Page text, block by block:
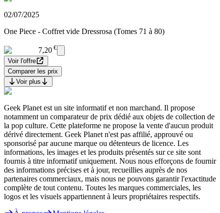
02/07/2025
One Piece - Coffret vide Dressrosa (Tomes 71 à 80)
7,20 €
Voir l'offre
Comparer les prix
Voir plus
Geek Planet est un site informatif et non marchand. Il propose
notamment un comparateur de prix dédié aux objets de collection de
la pop culture. Cette plateforme ne propose la vente d'aucun produit
dérivé directement. Geek Planet n'est pas affilié, approuvé ou
sponsorisé par aucune marque ou détenteurs de licence. Les
informations, les images et les produits présentés sur ce site sont
fournis à titre informatif uniquement. Nous nous efforçons de fournir
des informations précises et à jour, recueillies auprès de nos
partenaires commerciaux, mais nous ne pouvons garantir l'exactitude
complète de tout contenu. Toutes les marques commerciales, les
logos et les visuels appartiennent à leurs propriétaires respectifs.